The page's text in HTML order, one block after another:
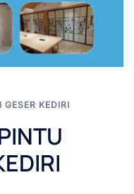
KEDIRI